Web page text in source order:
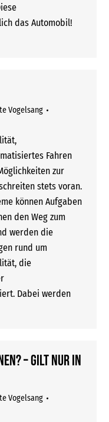
das Automobil!
Vogelsang
Fahren
zur
stets voran.
können Aufgaben
den Weg zum
werden die
rund um
die
Dabei werden
– Gilt nur in
Vogelsang